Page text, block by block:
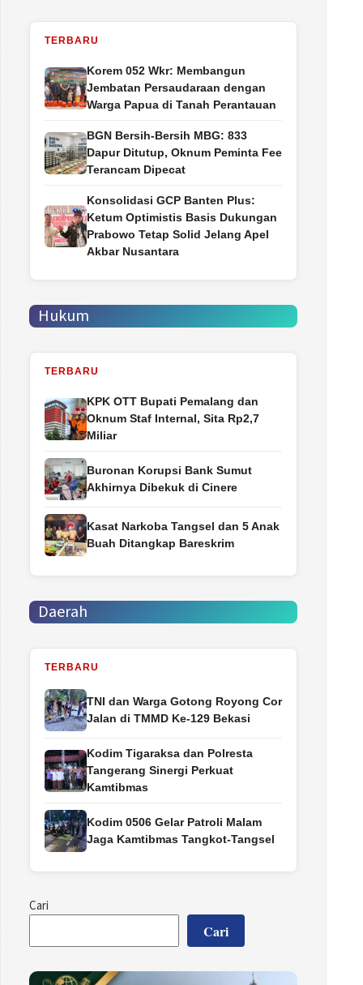
TERBARU
Korem 052 Wkr: Membangun
Jembatan Persaudaraan dengan
Warga Papua di Tanah Perantauan
BGN Bersih-Bersih MBG: 833
Dapur Ditutup, Oknum Peminta Fee
Terancam Dipecat
Konsolidasi GCP Banten Plus:
Ketum Optimistis Basis Dukungan
Prabowo Tetap Solid Jelang Apel
Akbar Nusantara
Hukum
TERBARU
‎KPK OTT Bupati Pemalang dan
Oknum Staf Internal, Sita Rp2,7
Miliar
Buronan Korupsi Bank Sumut
Akhirnya Dibekuk di Cinere
Kasat Narkoba Tangsel dan 5 Anak
Buah Ditangkap Bareskrim
Daerah
TERBARU
TNI dan Warga Gotong Royong Cor
Jalan di TMMD Ke-129 Bekasi
Kodim Tigaraksa dan Polresta
Tangerang Sinergi Perkuat
Kamtibmas
Kodim 0506 Gelar Patroli Malam
Jaga Kamtibmas Tangkot-Tangsel
Cari
Cari